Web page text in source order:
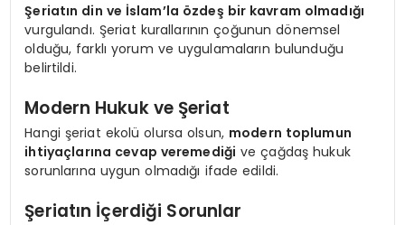
Şeriatın din ve İslam’la özdeş bir kavram olmadığı
vurgulandı. Şeriat kurallarının çoğunun dönemsel
olduğu, farklı yorum ve uygulamaların bulunduğu
belirtildi.
Modern Hukuk ve Şeriat
Hangi şeriat ekolü olursa olsun, modern toplumun
ihtiyaçlarına cevap veremediği ve çağdaş hukuk
sorunlarına uygun olmadığı ifade edildi.
Şeriatın İçerdiği Sorunlar